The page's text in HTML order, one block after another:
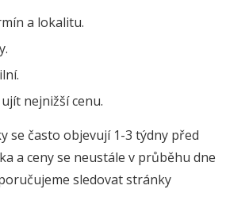
a lokalitu.
nejnižší cenu.
se často objevují 1-3 týdny před
a ceny se neustále v průběhu dne
sledovat stránky